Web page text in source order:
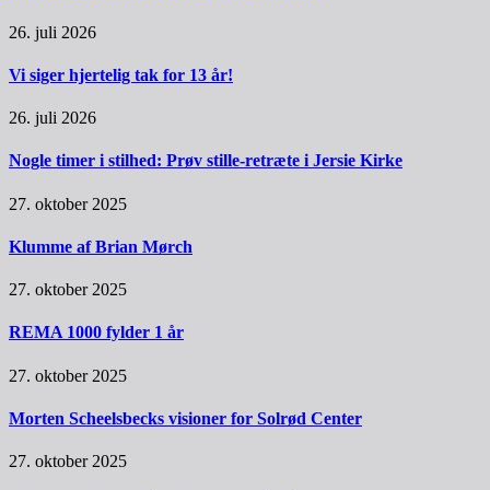
26. juli 2026
Vi siger hjertelig tak for 13 år!
26. juli 2026
Nogle timer i stilhed: Prøv stille-retræte i Jersie Kirke
27. oktober 2025
Klumme af Brian Mørch
27. oktober 2025
REMA 1000 fylder 1 år
27. oktober 2025
Morten Scheelsbecks visioner for Solrød Center
27. oktober 2025